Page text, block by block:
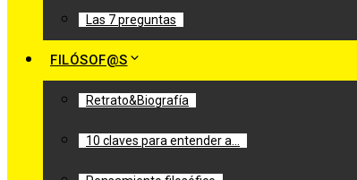
Las 7 preguntas
FILÓSOF@S
Retrato&Biografía
10 claves para entender a…